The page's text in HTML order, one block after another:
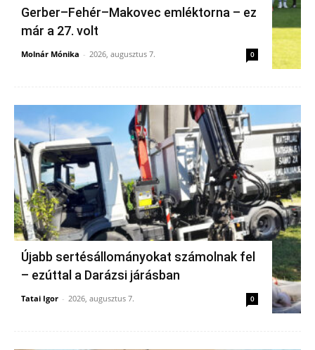
Gerber–Fehér–Makovec emléktorna – ez
már a 27. volt
Molnár Mónika - 2026, augusztus 7. 0
Újabb sertésállományokat számolnak fel
– ezúttal a Darázsi járásban
Tatai Igor - 2026, augusztus 7. 0